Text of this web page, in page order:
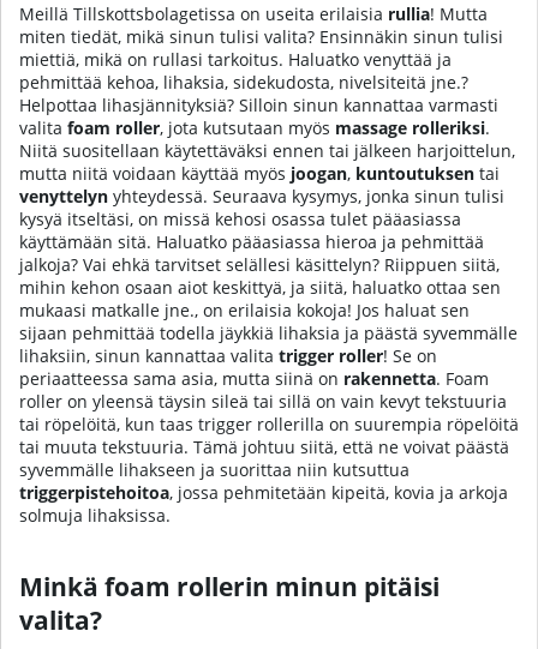
Meillä Tillskottsbolagetissa on useita erilaisia rullia! Mutta
miten tiedät, mikä sinun tulisi valita? Ensinnäkin sinun tulisi
miettiä, mikä on rullasi tarkoitus. Haluatko venyttää ja
pehmittää kehoa, lihaksia, sidekudosta, nivelsiteitä jne.?
Helpottaa lihasjännityksiä? Silloin sinun kannattaa varmasti
valita foam roller, jota kutsutaan myös massage rolleriksi.
Niitä suositellaan käytettäväksi ennen tai jälkeen harjoittelun,
mutta niitä voidaan käyttää myös joogan, kuntoutuksen tai
venyttelyn yhteydessä. Seuraava kysymys, jonka sinun tulisi
kysyä itseltäsi, on missä kehosi osassa tulet pääasiassa
käyttämään sitä. Haluatko pääasiassa hieroa ja pehmittää
jalkoja? Vai ehkä tarvitset selällesi käsittelyn? Riippuen siitä,
mihin kehon osaan aiot keskittyä, ja siitä, haluatko ottaa sen
mukaasi matkalle jne., on erilaisia kokoja! Jos haluat sen
sijaan pehmittää todella jäykkiä lihaksia ja päästä syvemmälle
lihaksiin, sinun kannattaa valita trigger roller! Se on
periaatteessa sama asia, mutta siinä on rakennetta. Foam
roller on yleensä täysin sileä tai sillä on vain kevyt tekstuuria
tai röpelöitä, kun taas trigger rollerilla on suurempia röpelöitä
tai muuta tekstuuria. Tämä johtuu siitä, että ne voivat päästä
syvemmälle lihakseen ja suorittaa niin kutsuttua
triggerpistehoitoa, jossa pehmitetään kipeitä, kovia ja arkoja
solmuja lihaksissa.
Minkä foam rollerin minun pitäisi
valita?